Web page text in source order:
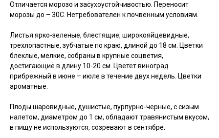
Отличается морозо и засухоустойчивостью. Переносит
морозы до – 30С. Нетребователен к почвенным условиям.
Листья ярко-зеленые, блестящие, широкояйцевидные,
трехлопастные, зубчатые по краю, длиной до 18 см. Цветки
блеклые, мелкие, собраны в крупные соцветия,
достигающие в длину 10-20 см. Цветет виноград
прибрежный в июне – июле в течение двух недель. Цветки
ароматные.
Плоды шаровидные, душистые, пурпурно-черные, с сизым
налетом, диаметром до 1 см, обладают травянистым вкусом,
в пищу не используются, созревают в сентябре.